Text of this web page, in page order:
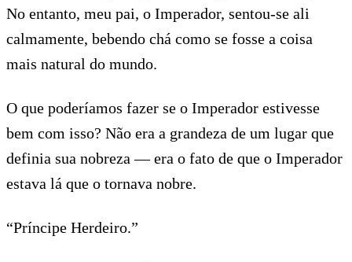
No entanto, meu pai, o Imperador, sentou-se ali
calmamente, bebendo chá como se fosse a coisa
mais natural do mundo.
O que poderíamos fazer se o Imperador estivesse
bem com isso? Não era a grandeza de um lugar que
definia sua nobreza — era o fato de que o Imperador
estava lá que o tornava nobre.
“Príncipe Herdeiro.”